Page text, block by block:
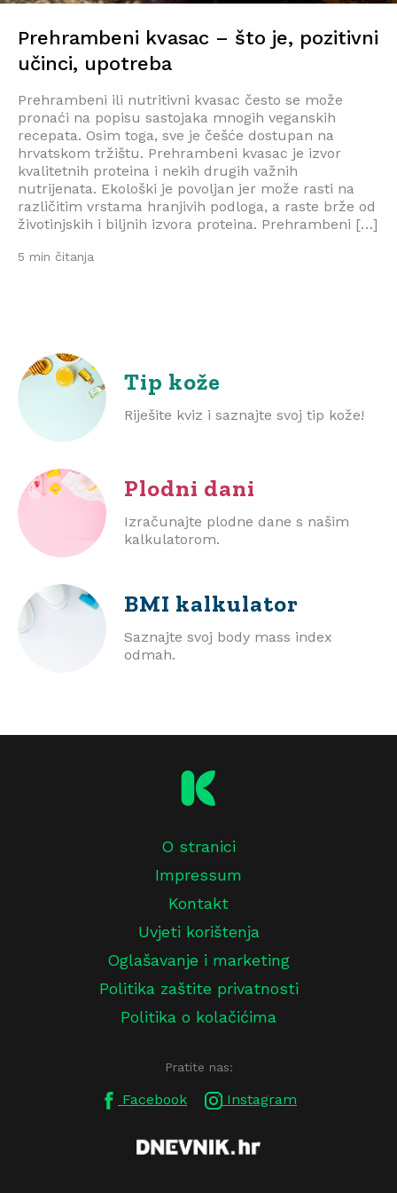
Prehrambeni kvasac – što je, pozitivni
učinci, upotreba
Prehrambeni ili nutritivni kvasac često se može
pronaći na popisu sastojaka mnogih veganskih
recepata. Osim toga, sve je češće dostupan na
hrvatskom tržištu. Prehrambeni kvasac je izvor
kvalitetnih proteina i nekih drugih važnih
nutrijenata. Ekološki je povoljan jer može rasti na
različitim vrstama hranjivih podloga, a raste brže od
životinjskih i biljnih izvora proteina. Prehrambeni […]
5 min čitanja
Tip kože
Riješite kviz i saznajte svoj tip kože!
Plodni dani
Izračunajte plodne dane s našim
kalkulatorom.
BMI kalkulator
Saznajte svoj body mass index
odmah.
O stranici
Impressum
Kontakt
Uvjeti korištenja
Oglašavanje i marketing
Politika zaštite privatnosti
Politika o kolačićima
Pratite nas:
Facebook Instagram